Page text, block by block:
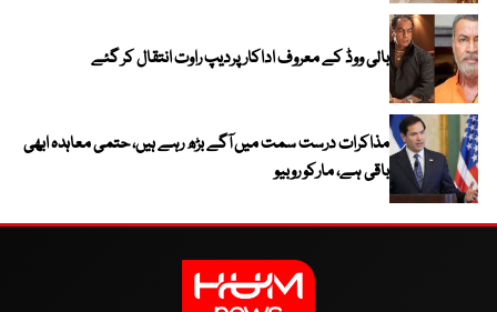
بالی ووڈ کے معروف اداکار پردیپ راوت انتقال کر گئے
مذاکرات درست سمت میں آگے بڑھ رہے ہیں، حتمی معاہدہ ابھی
باقی ہے، مارکو روبیو